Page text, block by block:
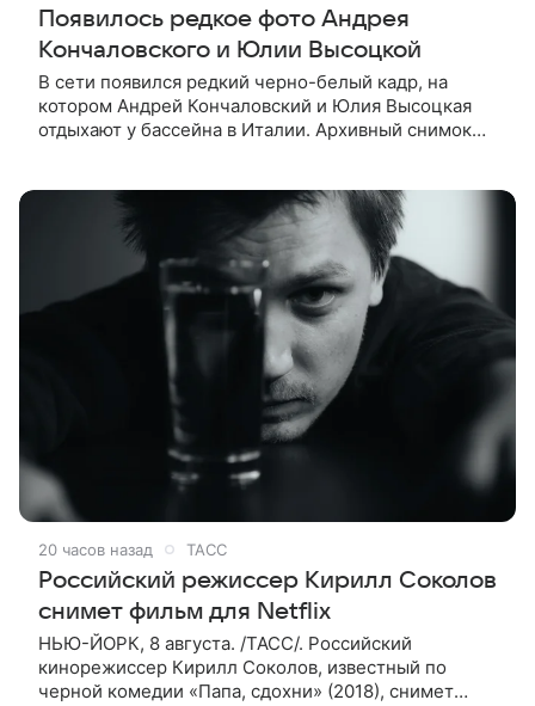
Появилось редкое фото Андрея
Кончаловского и Юлии Высоцкой
В сети появился редкий черно-белый кадр, на
котором Андрей Кончаловский и Юлия Высоцкая
отдыхают у бассейна в Италии. Архивный снимок
20 часов назад ТАСС
Российский режиссер Кирилл Соколов
снимет фильм для Netflix
НЬЮ-ЙОРК, 8 августа. /ТАСС/. Российский
кинорежиссер Кирилл Соколов, известный по
черной комедии «Папа, сдохни» (2018), снимет